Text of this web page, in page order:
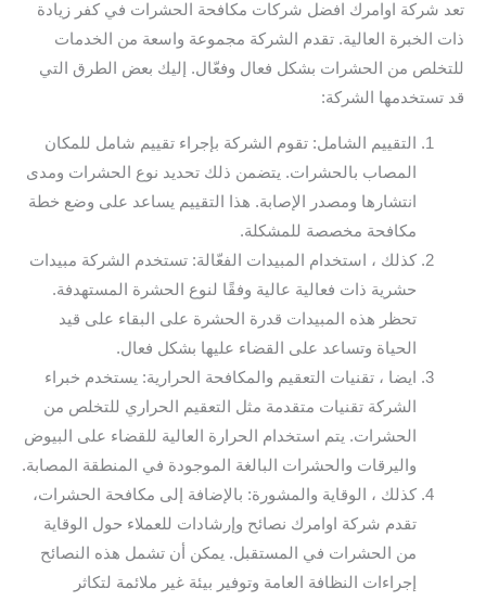
تعد شركة اوامرك افضل شركات مكافحة الحشرات في كفر زيادة
ذات الخبرة العالية. تقدم الشركة مجموعة واسعة من الخدمات
للتخلص من الحشرات بشكل فعال وفعّال. إليك بعض الطرق التي
قد تستخدمها الشركة:
التقييم الشامل: تقوم الشركة بإجراء تقييم شامل للمكان
المصاب بالحشرات. يتضمن ذلك تحديد نوع الحشرات ومدى
انتشارها ومصدر الإصابة. هذا التقييم يساعد على وضع خطة
مكافحة مخصصة للمشكلة.
كذلك ، استخدام المبيدات الفعّالة: تستخدم الشركة مبيدات
حشرية ذات فعالية عالية وفقًا لنوع الحشرة المستهدفة.
تحظر هذه المبيدات قدرة الحشرة على البقاء على قيد
الحياة وتساعد على القضاء عليها بشكل فعال.
ايضا ، تقنيات التعقيم والمكافحة الحرارية: يستخدم خبراء
الشركة تقنيات متقدمة مثل التعقيم الحراري للتخلص من
الحشرات. يتم استخدام الحرارة العالية للقضاء على البيوض
واليرقات والحشرات البالغة الموجودة في المنطقة المصابة.
كذلك ، الوقاية والمشورة: بالإضافة إلى مكافحة الحشرات،
تقدم شركة اوامرك نصائح وإرشادات للعملاء حول الوقاية
من الحشرات في المستقبل. يمكن أن تشمل هذه النصائح
إجراءات النظافة العامة وتوفير بيئة غير ملائمة لتكاثر